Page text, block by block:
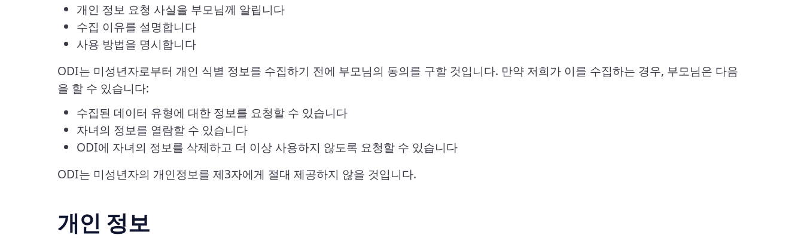
개인 정보 요청 사실을 부모님께 알립니다
수집 이유를 설명합니다
사용 방법을 명시합니다
ODI는 미성년자로부터 개인 식별 정보를 수집하기 전에 부모님의 동의를 구할 것입니다. 만약 저희가 이를 수집하는 경우, 부모님은 다음
을 할 수 있습니다:
수집된 데이터 유형에 대한 정보를 요청할 수 있습니다
자녀의 정보를 열람할 수 있습니다
ODI에 자녀의 정보를 삭제하고 더 이상 사용하지 않도록 요청할 수 있습니다
ODI는 미성년자의 개인정보를 제3자에게 절대 제공하지 않을 것입니다.
개인 정보